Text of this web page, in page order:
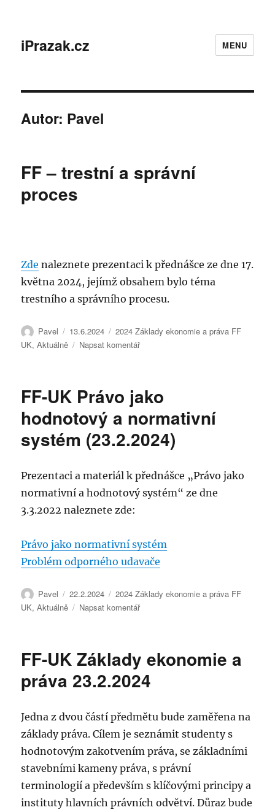
iPrazak.cz MENU
Autor: Pavel
FF – trestní a správní
proces
Zde naleznete prezentaci k přednášce ze dne 17.
května 2024, jejímž obsahem bylo téma
trestního a správního procesu.
Autor:
Pavel Publikováno:
13.6.2024 Rubriky:
2024 Základy ekonomie a práva FF
UK,Aktuálně Napsat komentářpro
FF
trestní
a
správní
FF-UK Právo jako
hodnotový a normativní
systém (23.2.2024)
Prezentaci a materiál k přednášce „Právo jako
normativní a hodnotový systém“ ze dne
3.3.2022 naleznete zde:
Právo jako normativní systém
Problém odporného udavače
Autor:
Pavel Publikováno:
22.2.2024 Rubriky:
2024 Základy ekonomie a práva FF
UK,Aktuálně Napsat komentářpro
FF-
Právo
hodnotový
a
normativní
systém
(23.2.2024)
FF-UK Základy ekonomie a
práva 23.2.2024
Jedna z dvou částí předmětu bude zaměřena na
základy práva. Cílem je seznámit studenty s
hodnotovým zakotvením práva, se základními
stavebními kameny práva, s právní
terminologií a především s klíčovými principy a
instituty hlavních právních odvětví. Důraz bude